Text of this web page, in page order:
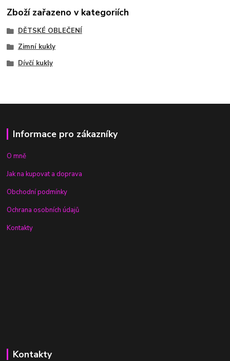
Zboží zařazeno v kategoriích
DĚTSKÉ OBLEČENÍ
Zimní kukly
Dívčí kukly
Informace pro zákazníky
O mně
Jak na kupovat a doprava
Obchodní podmínky
Ochrana osobních údajů
Kontakty
Kontakty